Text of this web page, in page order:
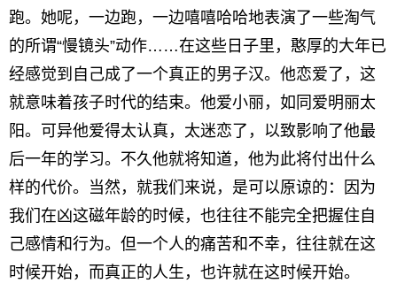
跑。她呢，一边跑，一边嘻嘻哈哈地表演了一些淘气
的所谓“慢镜头”动作……在这些日子里，憨厚的大年已
经感觉到自己成了一个真正的男子汉。他恋爱了，这
就意味着孩子时代的结束。他爱小丽，如同爱明丽太
阳。可异他爱得太认真，太迷恋了，以致影响了他最
后一年的学习。不久他就将知道，他为此将付出什么
样的代价。当然，就我们来说，是可以原谅的：因为
我们在凶这磁年龄的时候，也往往不能完全把握住自
己感情和行为。但一个人的痛苦和不幸，往往就在这
时候开始，而真正的人生，也许就在这时候开始。